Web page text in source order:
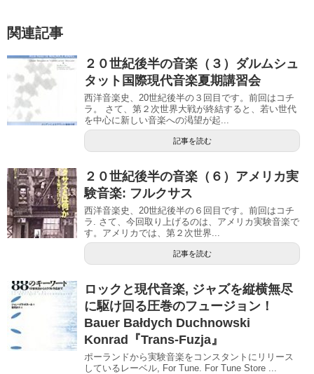
関連記事
２０世紀後半の音楽（３）ダルムシュ
タット国際現代音楽夏期講習会
西洋音楽史、20世紀後半の３回目です。前回はコチ
ラ。 さて、第２次世界大戦が終結すると、若い世代
を中心に新しい音楽への渇望が起...
記事を読む
２０世紀後半の音楽（６）アメリカ実
験音楽: フルクサス
西洋音楽史、20世紀後半の６回目です。前回はコチ
ラ. さて、今回取り上げるのは、アメリカ実験音楽で
す。アメリカでは、第２次世界...
記事を読む
ロックと現代音楽, ジャズを縦横無尽
に駆け回る圧巻のフュージョン！
Bauer Bałdych Duchnowski
Konrad『Trans​-​Fuzja』
ポーランドから実験音楽をコンスタントにリリース
しているレーベル, For Tune. For Tune Store ...